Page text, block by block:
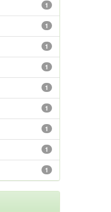
1
1
1
1
1
1
1
1
1